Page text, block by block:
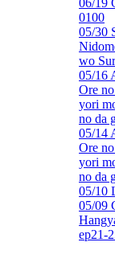
06/19
0100
05/30
wo
05/16
Ore
yori
no da
05/14
Ore
yori
no da
05/10
05/09
ep21-